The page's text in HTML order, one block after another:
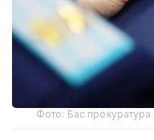
Фото: Бас прокуратура